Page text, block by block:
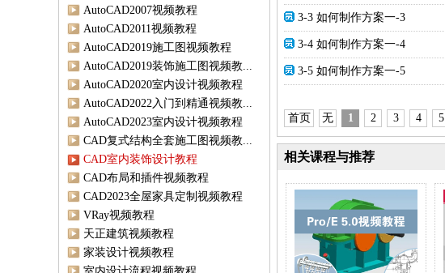
AutoCAD2007视频教程
AutoCAD2011视频教程
AutoCAD2019施工图视频教程
AutoCAD2019装饰施工图视频教...
AutoCAD2020室内设计视频教程
AutoCAD2022入门到精通视频教...
AutoCAD2023室内设计视频教程
CAD复式结构全套施工图视频教...
CAD室内装饰设计教程
CAD布局和插件视频教程
CAD2023全屋家具定制视频教程
VRay视频教程
天正建筑视频教程
家装设计视频教程
3-3 如何制作方案一-3
3-4 如何制作方案一-4
3-5 如何制作方案一-5
首页 无 1 2 3 4 5
相关课程与推荐